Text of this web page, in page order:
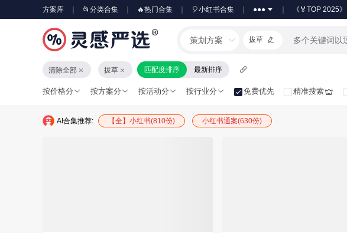
方案库 📂分类合集 🔥热门合集 🎈小红书合集 ●●● 《🏅TOP 2025》
策划方案 拔草
清除全部 拔草 匹配度排序 最新排序
按价格分 按方案分 按活动分 按行业分 免费优先 精准搜索
AI合集推荐: 【全】小红书(810份) 小红书通案(630份)